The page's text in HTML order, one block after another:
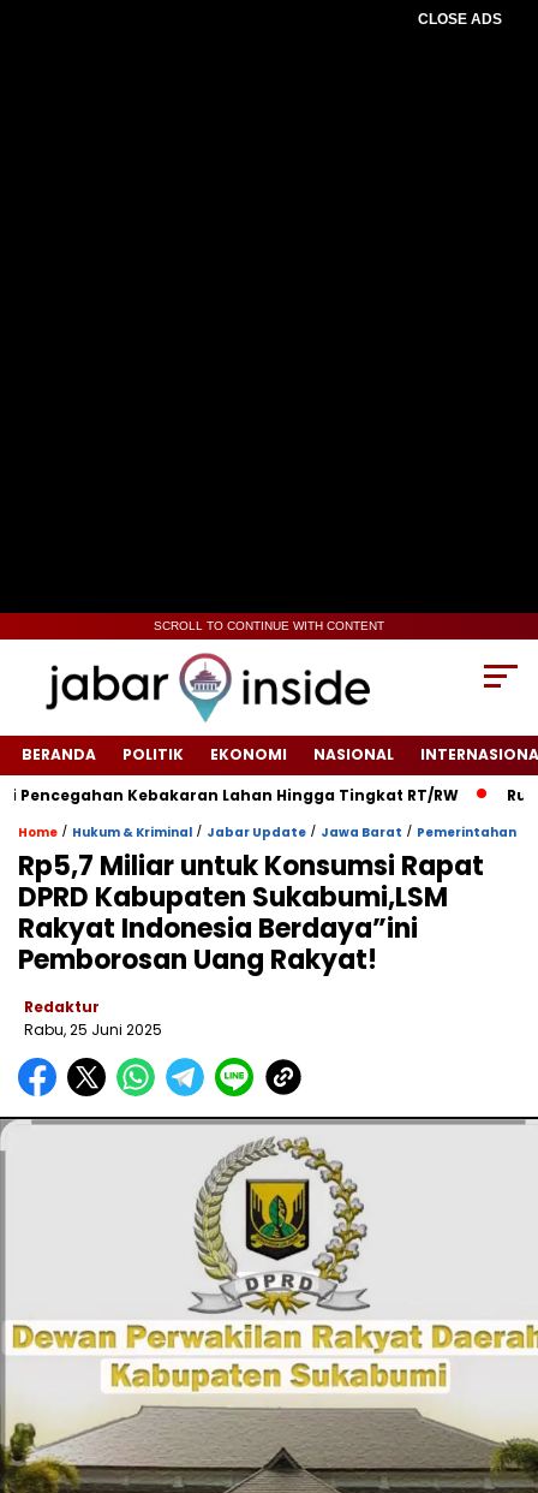
CLOSE ADS
SCROLL TO CONTINUE WITH CONTENT
BERANDA POLITIK EKONOMI NASIONAL
Kebakaran Lahan Hingga Tingkat RT/RW‎
‎Rumah
Home / Hukum & Kriminal / Jabar Update / Jawa Barat / Pemerintahan
Rp5,7 Miliar untuk Konsumsi Rapat
DPRD Kabupaten Sukabumi,LSM
Rakyat Indonesia Berdaya”ini
Pemborosan Uang Rakyat!
Redaktur
Rabu, 25 Juni 2025